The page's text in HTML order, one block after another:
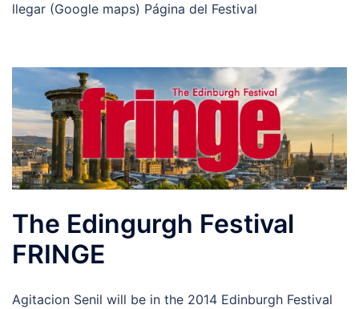
llegar (Google maps) Página del Festival
The Edingurgh Festival
FRINGE
Agitacion Senil will be in the 2014 Edinburgh Festival